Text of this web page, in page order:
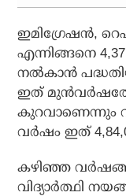
ഇമിഗ്രേഷന്‍,
എന്നിങ്ങനെ
നല്‍കാന്‍
ഇത്
കുറവാണെന്നും
വര്‍ഷം ഇത്
കഴിഞ്ഞ
വിദ്യാര്‍ത്ഥി